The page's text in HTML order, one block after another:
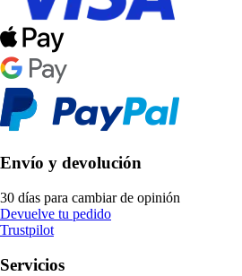
Envío y devolución
30 días para cambiar de opinión
Devuelve tu pedido
Trustpilot
Servicios